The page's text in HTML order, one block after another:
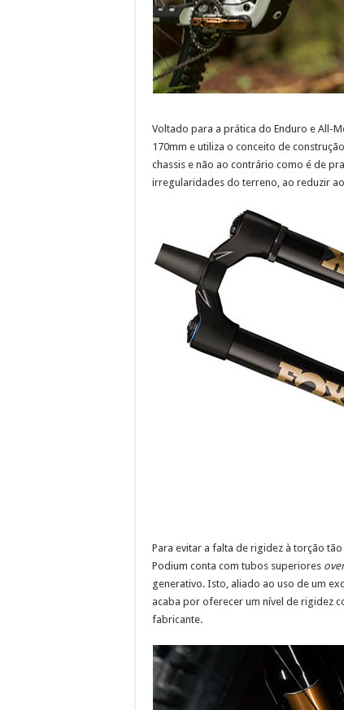
Voltado para a prática do Enduro e All-
170mm e utiliza o conceito de
chassis e não ao contrário como é de
irregularidades do terreno, ao reduzir
Para evitar a falta de rigidez à torção
Podium conta com tubos superiores
generativo. Isto, aliado ao uso de um
acaba por oferecer um nível de rigidez
fabricante.